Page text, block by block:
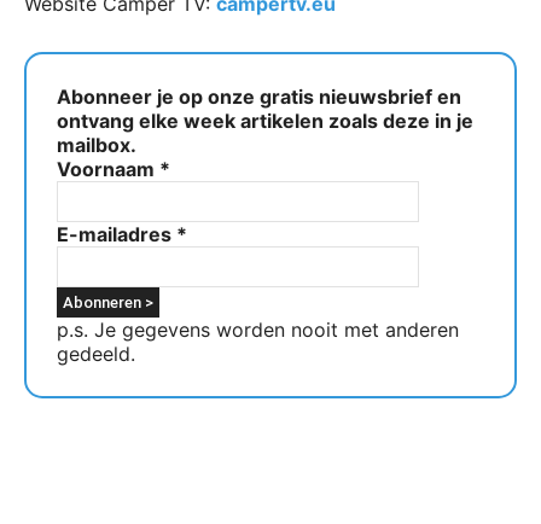
Abonneer je op onze gratis nieuwsbrief en
ontvang elke week artikelen zoals deze in je
mailbox.
Voornaam *
E-mailadres *
p.s. Je gegevens worden nooit met anderen
gedeeld.